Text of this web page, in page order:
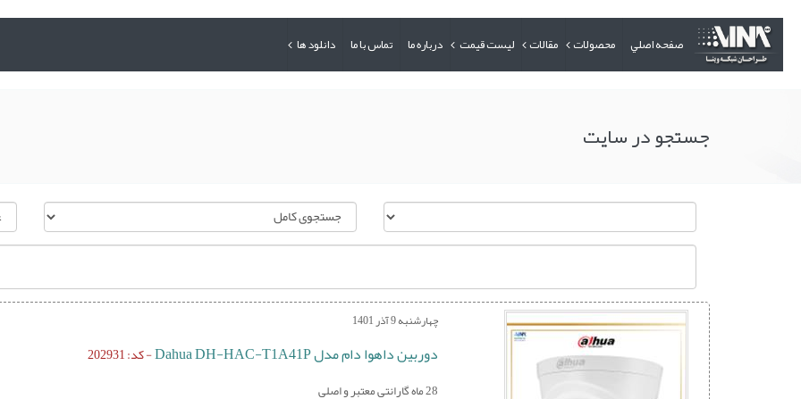
صفحه اصلي محصولات مقالات لیست قیمت درباره ما تماس با ما دانلود ها
جستجو در سایت
چهارشنبه 9 آذر 1401
دوربین داهوا دام مدل Dahua DH-HAC-T1A41P - کد: 202931
28 ماه گارانتی معتبر و اصلی